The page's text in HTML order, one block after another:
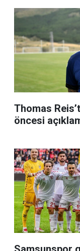
Thomas
öncesi